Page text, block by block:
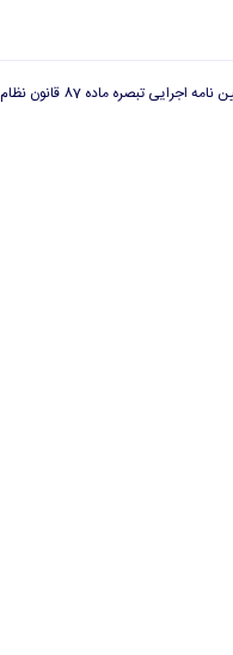
های دولتی و غیر دولتی دیگر، برای شرکت مهندسی بازرگانی راه سوم پارسیان وجود ندارد